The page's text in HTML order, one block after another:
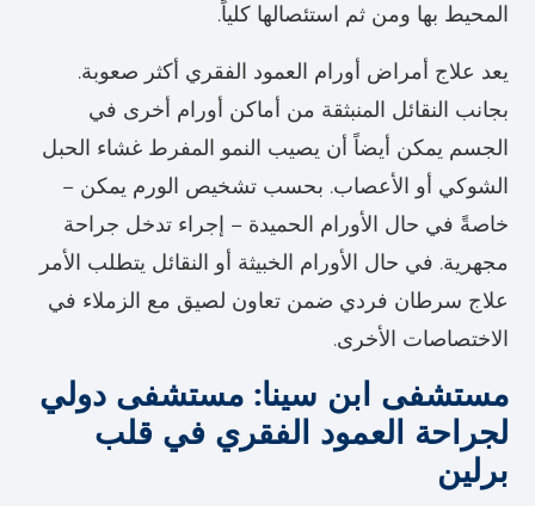
المحيط بها ومن ثم استئصالها كلياً.
يعد علاج أمراض أورام العمود الفقري أكثر صعوبة.
بجانب النقائل المنبثقة من أماكن أورام أخرى في
الجسم يمكن أيضاً أن يصيب النمو المفرط غشاء الحبل
الشوكي أو الأعصاب. بحسب تشخيص الورم يمكن –
خاصةً في حال الأورام الحميدة – إجراء تدخل جراحة
مجهرية. في حال الأورام الخبيثة أو النقائل يتطلب الأمر
علاج سرطان فردي ضمن تعاون لصيق مع الزملاء في
الاختصاصات الأخرى.
مستشفى ابن سينا: مستشفى دولي
لجراحة العمود الفقري في قلب
برلين